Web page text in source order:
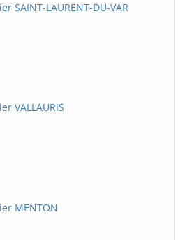
SAINT-LAURENT-DU-VAR
VALLAURIS
MENTON